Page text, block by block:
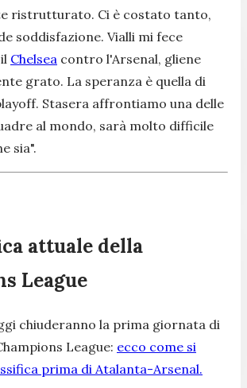
ristrutturato. Ci è costato tanto,
soddisfazione. Vialli mi fece
Chelsea contro l'Arsenal, gliene
grato. La speranza è quella di
Stasera affrontiamo una delle
al mondo, sarà molto difficile
sia".
attuale della
League
chiuderanno la prima giornata di
League: ecco come si
prima di Atalanta-Arsenal.